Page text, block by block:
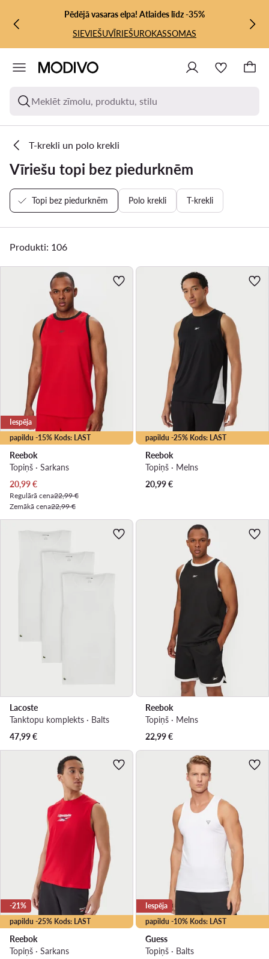
PĀRIET UZ GALVENO SATURU
PĀRIET UZ MEKLĒŠANUPēdējā vasaras elpa! Atlaides līdz -35%
SIEVIEŠUVĪRIEŠUROKASSOMAS
Meklēt zīmolu, produktu, stilu
T-krekli un polo krekli
Vīriešu topi bez piedurknēm
Topi bez piedurknēm Polo krekli T-krekli
Produkti: 106
papildu -15% Kods: LAST
Iespēja
Reebok
Topiņš · Sarkans
Pašreizējā cena
20,99€
Regulārā cena22,99 €
Zemākā cena22,99 €
papildu -25% Kods: LAST
Reebok
Topiņš · Melns
20,99€
Lacoste
Tanktopu komplekts · Balts
47,99€
Reebok
Topiņš · Melns
22,99€
papildu -25% Kods: LAST
-21%
Reebok
Topiņš · Sarkans
papildu -10% Kods: LAST
Iespēja
Guess
Topiņš · Balts